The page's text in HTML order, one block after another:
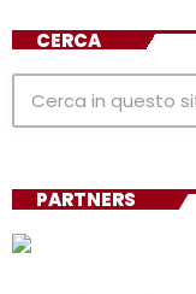
CERCA
PARTNERS